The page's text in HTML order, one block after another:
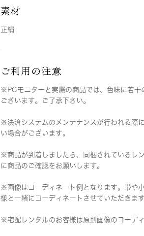
素材
正絹
ご利用の注意
※PCモニターと実際の商品では、色味に若干
ございます。ご了承下さい。
※決済システムのメンテナンスが行われる際
い場合がございます。
※商品が到着しましたら、同梱されているレ
に商品のご確認をお願いします。
※画像はコーディネート例となります。帯や
様と一緒にコーディネートさせていただきます
※宅配レンタルのお客様は原則画像のコーデ